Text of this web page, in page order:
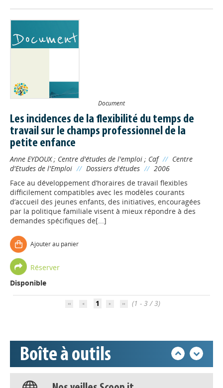
Document
Les incidences de la flexibilité du temps de
travail sur le champs professionnel de la
petite enfance
Anne EYDOUX; Centre d'études de l'emploi ; Caf // Centre
d'Etudes de l'Emploi // Dossiers d'études // 2006
Face au développement d’horaires de travail flexibles
difficilement compatibles avec les modèles courants
d’accueil des jeunes enfants, des initiatives, encouragées
par la politique familiale visent à mieux répondre à des
demandes spécifiques de[...]
Ajouter au panier
Réserver
Disponible
1 (1 - 3 / 3)
Boîte à outils
Base documentaire